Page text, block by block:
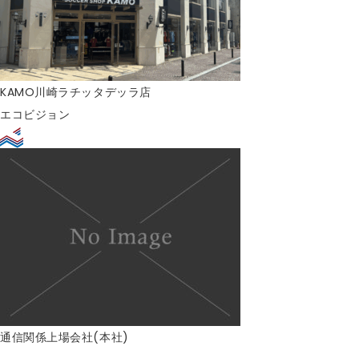
KAMO川崎ラチッタデッラ店
エコビジョン
通信関係上場会社(本社)